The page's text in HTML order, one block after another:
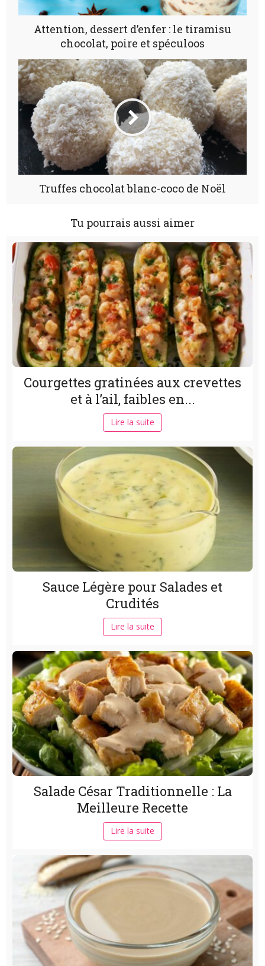
Attention, dessert d’enfer : le tiramisu
chocolat, poire et spéculoos
Truffes chocolat blanc-coco de Noël
Tu pourrais aussi aimer
Courgettes gratinées aux crevettes
et à l’ail, faibles en...
Lire la suite
Sauce Légère pour Salades et
Crudités
Lire la suite
Salade César Traditionnelle : La
Meilleure Recette
Lire la suite